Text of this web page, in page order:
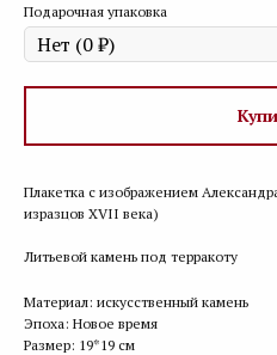
Подарочная упаковка
Плакетка с изображением
изразцов XVII века)
Литьевой камень под терракоту
Материал: искусственный камень
Эпоха: Новое время
Размер: 19*19 см